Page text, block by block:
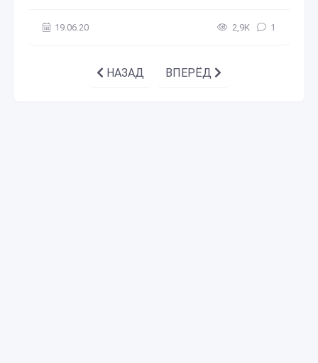
19.06.20 2,9К 1
НАЗАД ВПЕРЁД